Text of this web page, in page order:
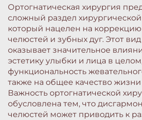
Ортогнатическая хирургия
сложный раздел
который нацелен на
челюстей и зубных дуг. Этот
оказывает значительное
эстетику улыбки и лица в
функциональность
также на общее качество
Важность ортогнатической
обусловлена тем, что
челюстей может приводить к